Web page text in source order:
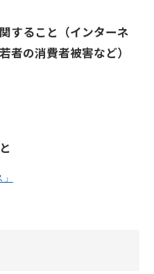
すること（インターネ
者の消費者被害など）